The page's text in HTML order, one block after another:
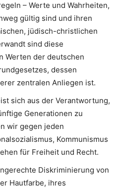
– Werte und Wahrheiten,
gültig sind und ihren
jüdisch-christlichen
sind diese
Werten der deutschen
dessen
zentralen Anliegen ist.
sich aus der Verantwortung,
Generationen zu
wir gegen jeden
Kommunismus
für Freiheit und Recht.
Diskriminierung von
Hautfarbe, ihres